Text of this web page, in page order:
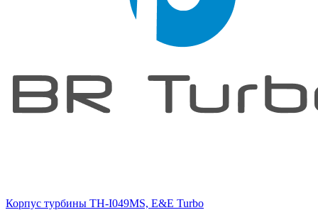
Корпус турбины TH-I049MS, E&E Turbo